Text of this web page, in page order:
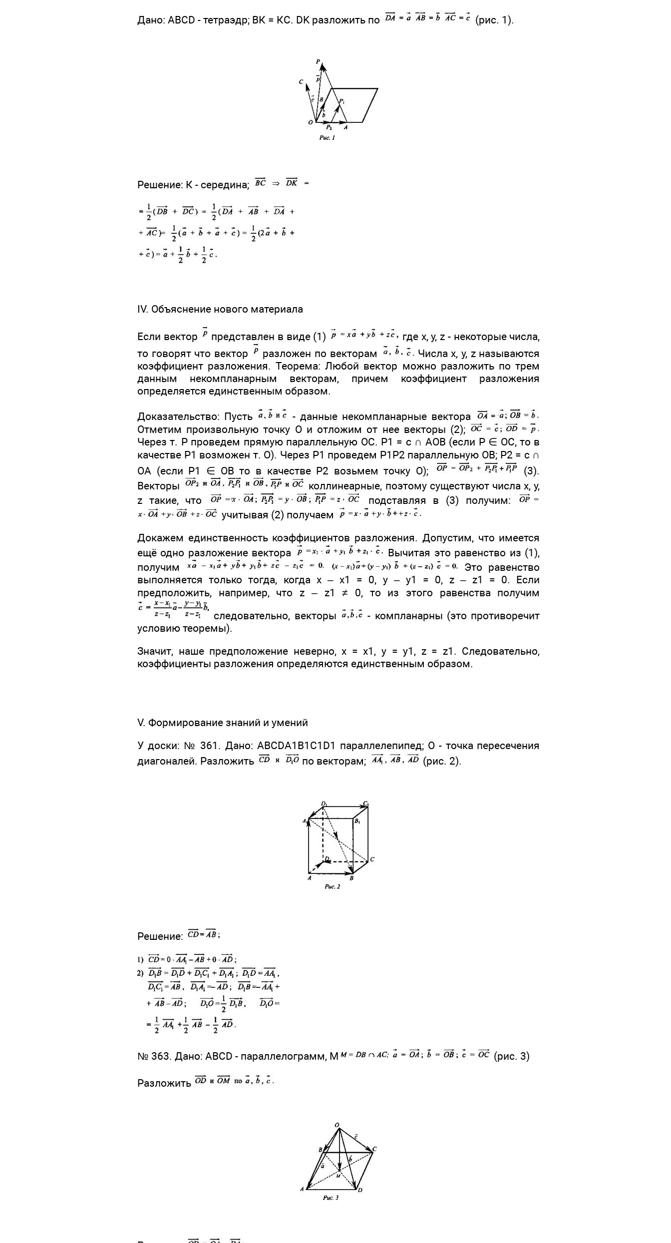
Дано: ABCD - тетраэдр; ВК = КС. DK разложить по (рис. 1).
Решение: К - середина;
IV. Объяснение нового материала
Если вектор представлен в виде (1)
где х, у, z - некоторые числа,
то говорят что вектор
разложен по векторам
Числа х, у, z называются
коэффициент разложения. Теорема: Любой вектор можно разложить по трем
данным некомпланарным векторам, причем коэффициент разложения
определяется единственным образом.
Доказательство: Пусть
- данные некомпланарные вектора
Отметим произвольную точку О и отложим от нее векторы (2);
Через т. Р проведем прямую параллельную ОС. Р1 = с ∩ АОВ (если Р ∈ ОС, то в
качестве Р1 возможен т. О). Через Р1 проведем Р1Р2 параллельную ОВ; Р2 = с ∩
ОА (если Р1 ∈ ОВ то в качестве Р2 возьмем точку О);
(3).
Векторы
коллинеарные, поэтому существуют числа х, у,
z такие, что
подставляя в (3) получим:
учитывая (2) получаем
Докажем единственность коэффициентов разложения. Допустим, что имеется
ещё одно разложение вектора
Вычитая это равенство из (1),
получим
Это равенство
выполняется только тогда, когда х – х1 = 0, у – у1 = 0, z – z1 = 0. Если
предположить, например, что z – z1 ≠ 0, то из этого равенства получим
следовательно, векторы
- компланарны (это противоречит
условию теоремы).
Значит, наше предположение неверно, х = х1, у = у1, z = z1. Следовательно,
коэффициенты разложения определяются единственным образом.
V. Формирование знаний и умений
У доски: № 361. Дано: ABCDA1B1C1D1 параллелепипед; О - точка пересечения
диагоналей. Разложить
по векторам; (рис. 2).
Решение:
№ 363. Дано: ABCD - параллелограмм, M (рис. 3)
Разложить